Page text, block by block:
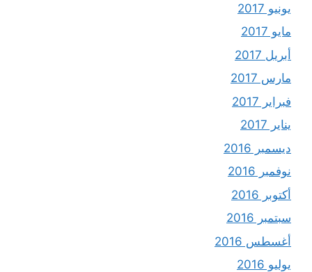
يونيو 2017
مايو 2017
أبريل 2017
مارس 2017
فبراير 2017
يناير 2017
ديسمبر 2016
نوفمبر 2016
أكتوبر 2016
سبتمبر 2016
أغسطس 2016
يوليو 2016